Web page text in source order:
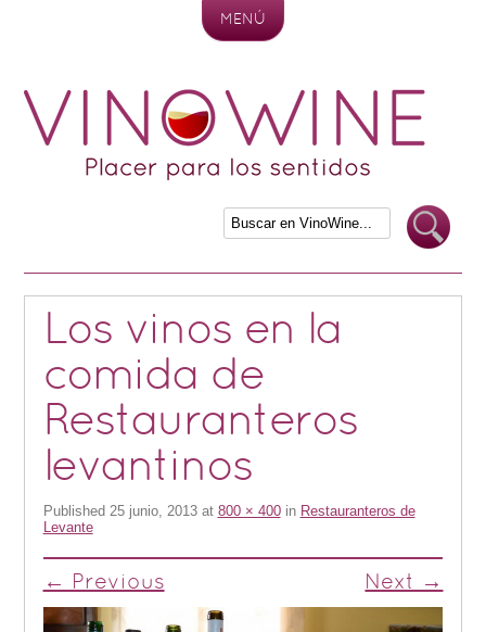
MENÚ
Los vinos en la
comida de
Restauranteros
levantinos
Published 25 junio, 2013at 800 × 400in Restauranteros de
Levante
← Previous Next →